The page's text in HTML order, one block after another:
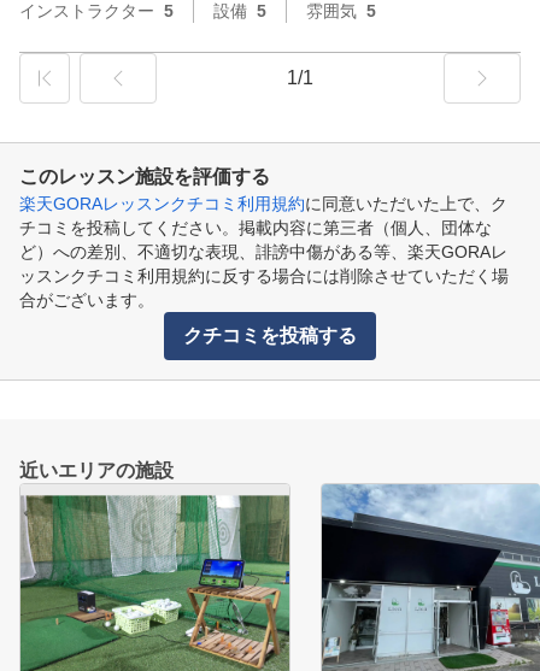
インストラクター 5 設備 5 雰囲気 5
1/1
このレッスン施設を評価する
楽天GORAレッスンクチコミ利用規約に同意いただいた上で、ク
チコミを投稿してください。掲載内容に第三者（個人、団体な
ど）への差別、不適切な表現、誹謗中傷がある等、楽天GORAレ
ッスンクチコミ利用規約に反する場合には削除させていただく場
合がございます。
クチコミを投稿する
近いエリアの施設